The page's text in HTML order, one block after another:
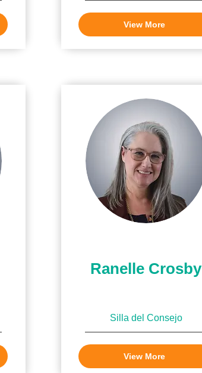
View More
Ranelle Crosby
Silla del Consejo
View More